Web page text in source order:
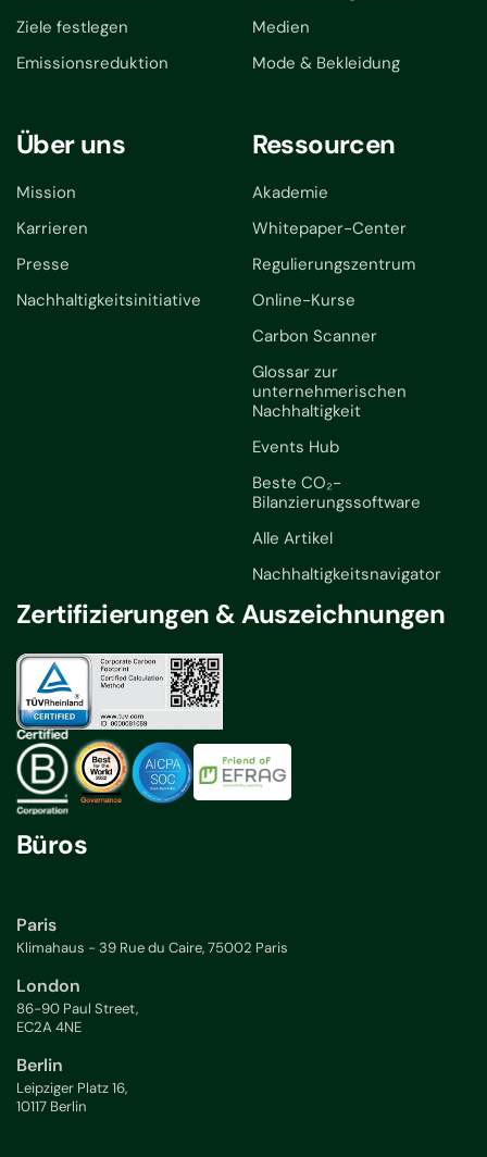
Ziele festlegen
Emissionsreduktion
Medien
Mode & Bekleidung
Über uns
Mission
Karrieren
Presse
Nachhaltigkeitsinitiative
Ressourcen
Akademie
Whitepaper-Center
Regulierungszentrum
Online-Kurse
Carbon Scanner
Glossar zur
unternehmerischen
Nachhaltigkeit
Events Hub
Beste CO₂-
Bilanzierungssoftware
Alle Artikel
Nachhaltigkeitsnavigator
Zertifizierungen & Auszeichnungen
Büros
Paris
Klimahaus - 39 Rue du Caire, 75002 Paris
London
86-90 Paul Street,
EC2A 4NE
Berlin
Leipziger Platz 16,
10117 Berlin